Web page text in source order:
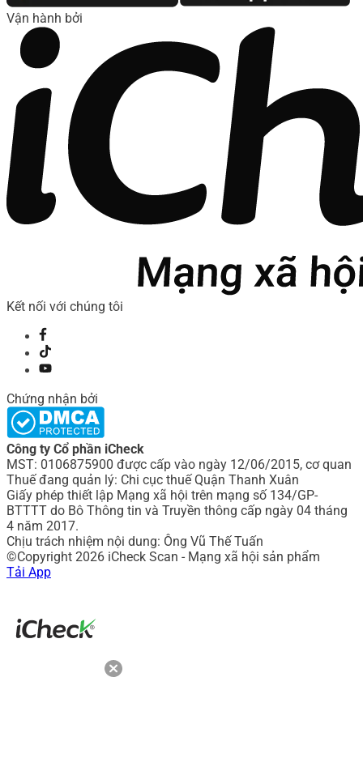
Vận hành bởi
Kết nối với chúng tôi
Chứng nhận bởi
Công ty Cổ phần iCheck
MST: 0106875900 được cấp vào ngày 12/06/2015, cơ quan
Thuế đang quản lý: Chi cục thuế Quận Thanh Xuân
Giấy phép thiết lập Mạng xã hội trên mạng số 134/GP-
BTTTT do Bô Thông tin và Truyền thông cấp ngày 04 tháng
4 năm 2017.
Chịu trách nhiệm nội dung: Ông Vũ Thế Tuấn
©Copyright 2026 iCheck Scan - Mạng xã hội sản phẩm
Tải App